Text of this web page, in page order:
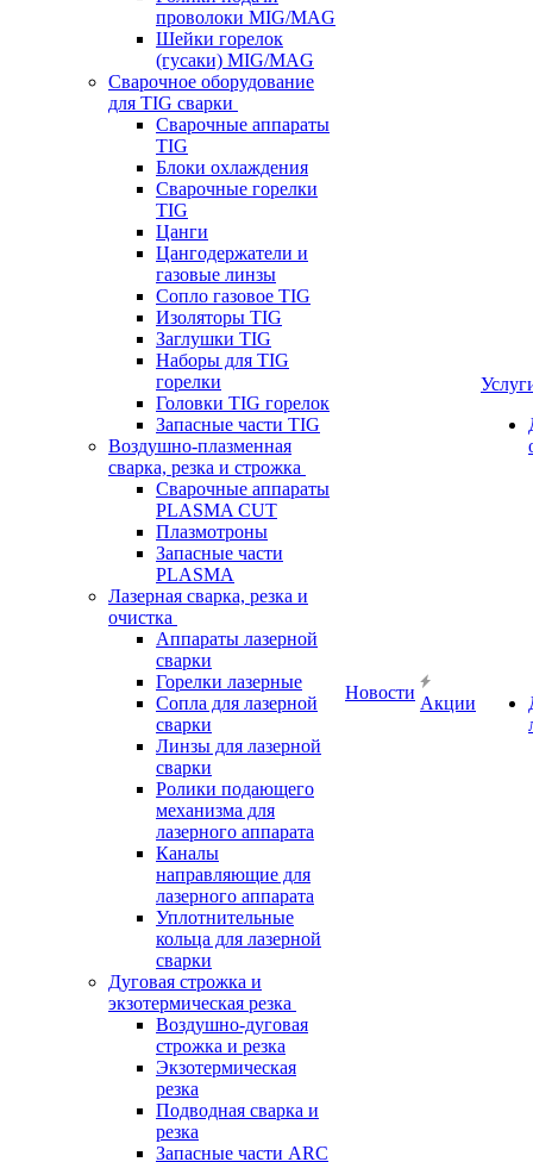
проволоки MIG/MAG
Шейки горелок
(гусаки) MIG/MAG
Сварочное оборудование
для TIG сварки
Сварочные аппараты
TIG
Блоки охлаждения
Сварочные горелки
TIG
Цанги
Цангодержатели и
газовые линзы
Сопло газовое TIG
Изоляторы TIG
Заглушки TIG
Наборы для TIG
горелки
Головки TIG горелок
Запасные части TIG
Воздушно-плазменная
сварка, резка и строжка
Сварочные аппараты
PLASMA CUT
Плазмотроны
Запасные части
PLASMA
Лазерная сварка, резка и
очистка
Аппараты лазерной
сварки
Горелки лазерные
Сопла для лазерной
сварки
Линзы для лазерной
сварки
Ролики подающего
механизма для
лазерного аппарата
Каналы
направляющие для
лазерного аппарата
Уплотнительные
кольца для лазерной
сварки
Дуговая строжка и
экзотермическая резка
Воздушно-дуговая
строжка и резка
Экзотермическая
резка
Подводная сварка и
резка
Запасные части ARC
Новости
Акции